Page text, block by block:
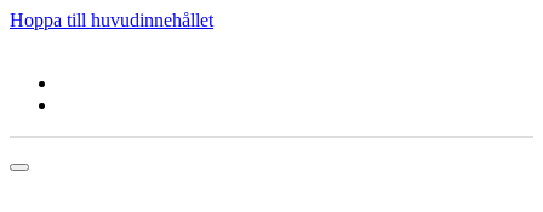
Hoppa till huvudinnehållet